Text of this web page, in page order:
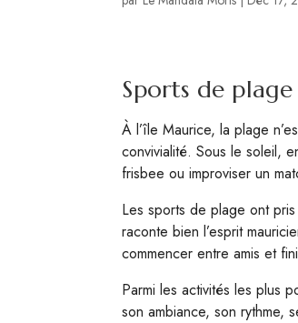
Sports de
À l’île Maurice, la plage
convivialité. Sous le soleil,
frisbee ou improviser un
Les sports de plage ont
raconte bien l’esprit
commencer entre amis et
Parmi les activités les plus
son ambiance, son rythme,